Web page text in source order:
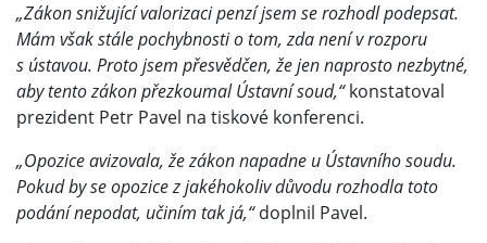
„Zákon snižující valorizaci penzí jsem se rozhodl podepsat.
Mám však stále pochybnosti o tom, zda není v rozporu
s ústavou. Proto jsem přesvědčen, že jen naprosto nezbytné,
aby tento zákon přezkoumal Ústavní soud,“konstatoval
prezident Petr Pavel na tiskové konferenci.
„Opozice avizovala, že zákon napadne u Ústavního soudu.
Pokud by se opozice z jakéhokoliv důvodu rozhodla toto
podání nepodat, učiním tak já,“doplnil Pavel.